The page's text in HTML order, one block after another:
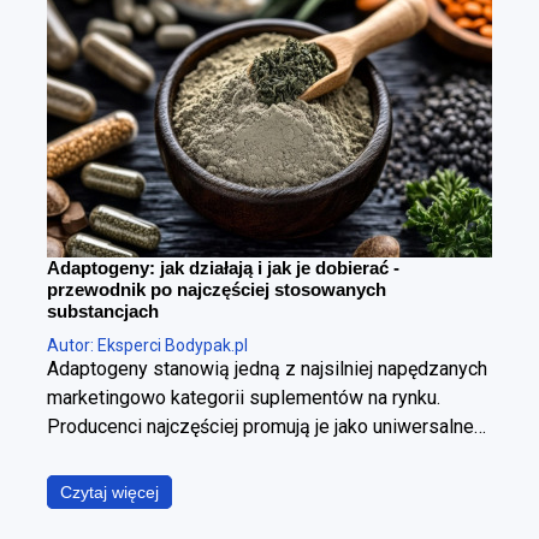
Adaptogeny: jak działają i jak je dobierać -
przewodnik po najczęściej stosowanych
substancjach
Autor: Eksperci Bodypak.pl
Adaptogeny stanowią jedną z najsilniej napędzanych
marketingowo kategorii suplementów na rynku.
Producenci najczęściej promują je jako uniwersalne
snu, wzrost poziomu energii, wyostrzenie
koncentracji, redukcję stresu oraz wzmocnienie
Czytaj więcej